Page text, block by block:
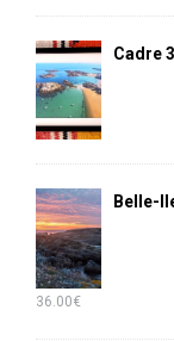
Cadre
Belle-
36.00€